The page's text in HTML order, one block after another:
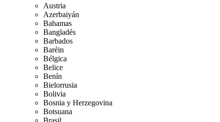
Austria
Azerbaiyán
Bahamas
Bangladés
Barbados
Baréin
Bélgica
Belice
Benín
Bielorrusia
Bolivia
Bosnia y Herzegovina
Botsuana
Brasil